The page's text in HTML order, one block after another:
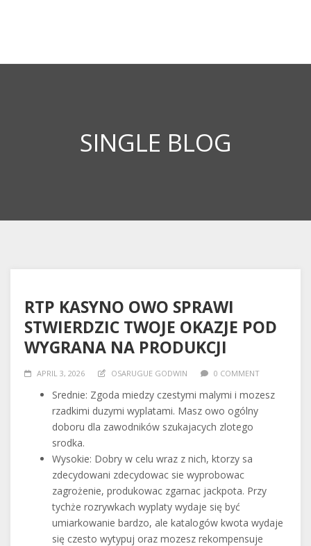
SINGLE BLOG
RTP KASYNO OWO SPRAWI
STWIERDZIC TWOJE OKAZJE POD
WYGRANA NA PRODUKCJI
APRIL 3, 2026 OSARUGUE GODWIN 0 COMMENT
Srednie: Zgoda miedzy czestymi malymi i mozesz
rzadkimi duzymi wyplatami. Masz owo ogólny
doboru dla zawodników szukajacych zlotego
srodka.
Wysokie: Dobry w celu wraz z nich, ktorzy sa
zdecydowani zdecydowac sie wyprobowac
zagrożenie, produkowac zgarnac jackpota. Przy
tychże rozrywkach wyplaty wydaje się być
umiarkowanie bardzo, ale katalogów kwota wydaje
się czesto wytypuj oraz mozesz rekompensuje